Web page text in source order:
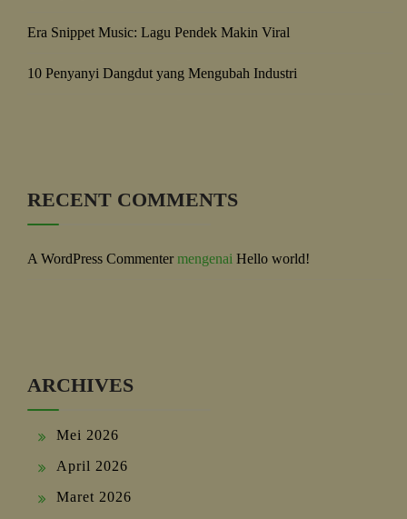
Era Snippet Music: Lagu Pendek Makin Viral
10 Penyanyi Dangdut yang Mengubah Industri
RECENT COMMENTS
A WordPress Commentermengenai Hello world!
ARCHIVES
Mei 2026
April 2026
Maret 2026